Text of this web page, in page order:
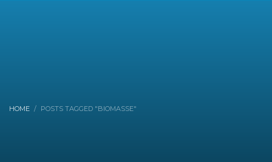
HOME POSTS TAGGED "BIOMASSE"